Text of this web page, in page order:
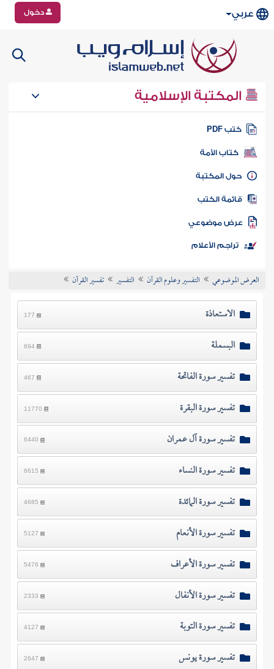
عربي دخول
المكتبة الإسلامية
كتب PDF
كتاب الأمة
المكتبة
الكتب
موضوعي
تراجم الأعلام
العرض الموضوعي التفسير وعلوم القرآن التفسير تفسير القرآن
الاستعاذة 177
البسملة 694
تفسير سورة الفاتحة 467
تفسير سورة البقرة 11770
تفسير سورة آل عمران 6440
تفسير سورة النساء 6615
تفسير سورة المائدة 4685
تفسير سورة الأنعام 5127
تفسير سورة الأعراف 5476
تفسير سورة الأنفال 2333
تفسير سورة التوبة 4127
تفسير سورة يونس 2647